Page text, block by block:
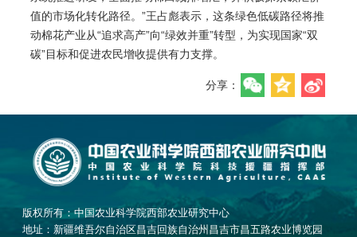
值的市场化转化路径。”王占彪表示，这条绿色低碳路径将推
动棉花产业从“追求高产”向“绿效并重”转型，为实现国家“双
碳”目标和促进农民增收提供有力支撑。
分享：
版权所有：中国农业科学院西部农业研究中心
地址：新疆维吾尔自治区昌吉回族自治州昌吉市昌五路农业博览园